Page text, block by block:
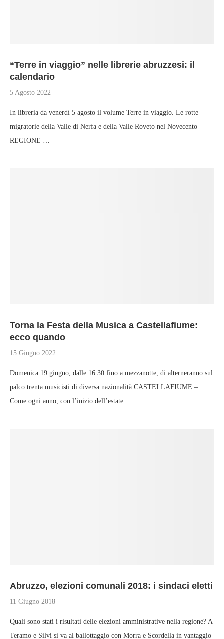
“Terre in viaggio” nelle librerie abruzzesi: il
calendario
5 Agosto 2022
In libreria da venerdì 5 agosto il volume Terre in viaggio. Le rotte
migratorie della Valle di Nerfa e della Valle Roveto nel Novecento
REGIONE …
Torna la Festa della Musica a Castellafiume:
ecco quando
15 Giugno 2022
Domenica 19 giugno, dalle 16.30 fino a mezzanotte, di alterneranno sul
palco trenta musicisti di diversa nazionalità CASTELLAFIUME –
Come ogni anno, con l’inizio dell’estate …
Abruzzo, elezioni comunali 2018: i sindaci eletti
11 Giugno 2018
Quali sono stati i risultati delle elezioni amministrative nella regione? A
Teramo e Silvi si va al ballottaggio con Morra e Scordella in vantaggio